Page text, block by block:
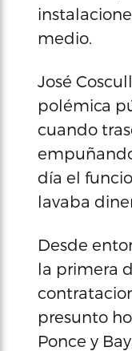
medio.
José
polémica
cuando
día el
lavaba
Desde
la primera
presunto
Ponce y